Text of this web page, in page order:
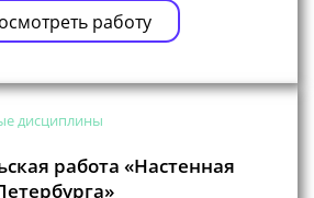
работу
дисциплины
работа «Настенная